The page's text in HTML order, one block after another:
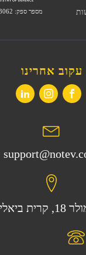
מספר ספק: 11033062
עקוב אחרינו
ביאליק